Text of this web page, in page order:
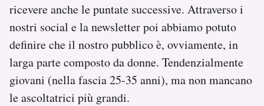
ricevere anche le puntate successive. Attraverso i
nostri social e la newsletter poi abbiamo potuto
definire che il nostro pubblico è, ovviamente, in
larga parte composto da donne. Tendenzialmente
giovani (nella fascia 25-35 anni), ma non mancano
le ascoltatrici più grandi.